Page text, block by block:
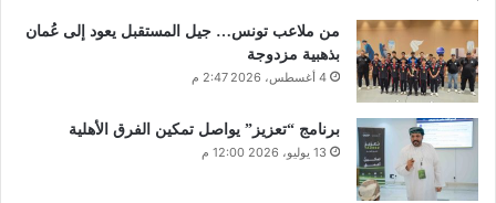
من ملاعب تونس… جيل المستقبل يعود إلى عُمان
بذهبية مزدوجة
4 أغسطس، 2026 2:47 م
برنامج “تعزيز” يواصل تمكين الفرق الأهلية
13 يوليو، 2026 12:00 م